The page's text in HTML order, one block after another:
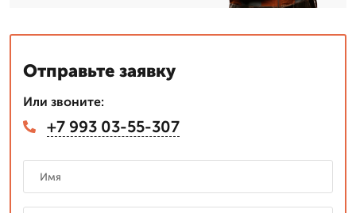
Отправьте заявку
Или звоните:
+7 993 03-55-307